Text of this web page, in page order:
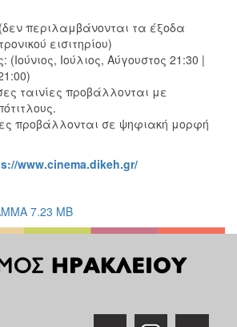
περιλαμβάνονται τα έξοδα
εισιτηρίου)
Ιούλιος, Αύγουστος 21:30 |
ταινίες προβάλλονται με
προβάλλονται σε ψηφιακή μορφή
www.cinema.dikeh.gr/
7.23 MB